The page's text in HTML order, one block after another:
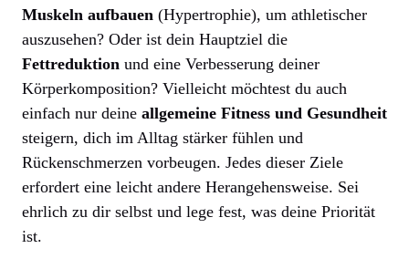
Muskeln aufbauen (Hypertrophie), um athletischer
auszusehen? Oder ist dein Hauptziel die
Fettreduktion und eine Verbesserung deiner
Körperkomposition? Vielleicht möchtest du auch
einfach nur deine allgemeine Fitness und Gesundheit
steigern, dich im Alltag stärker fühlen und
Rückenschmerzen vorbeugen. Jedes dieser Ziele
erfordert eine leicht andere Herangehensweise. Sei
ehrlich zu dir selbst und lege fest, was deine Priorität
ist.